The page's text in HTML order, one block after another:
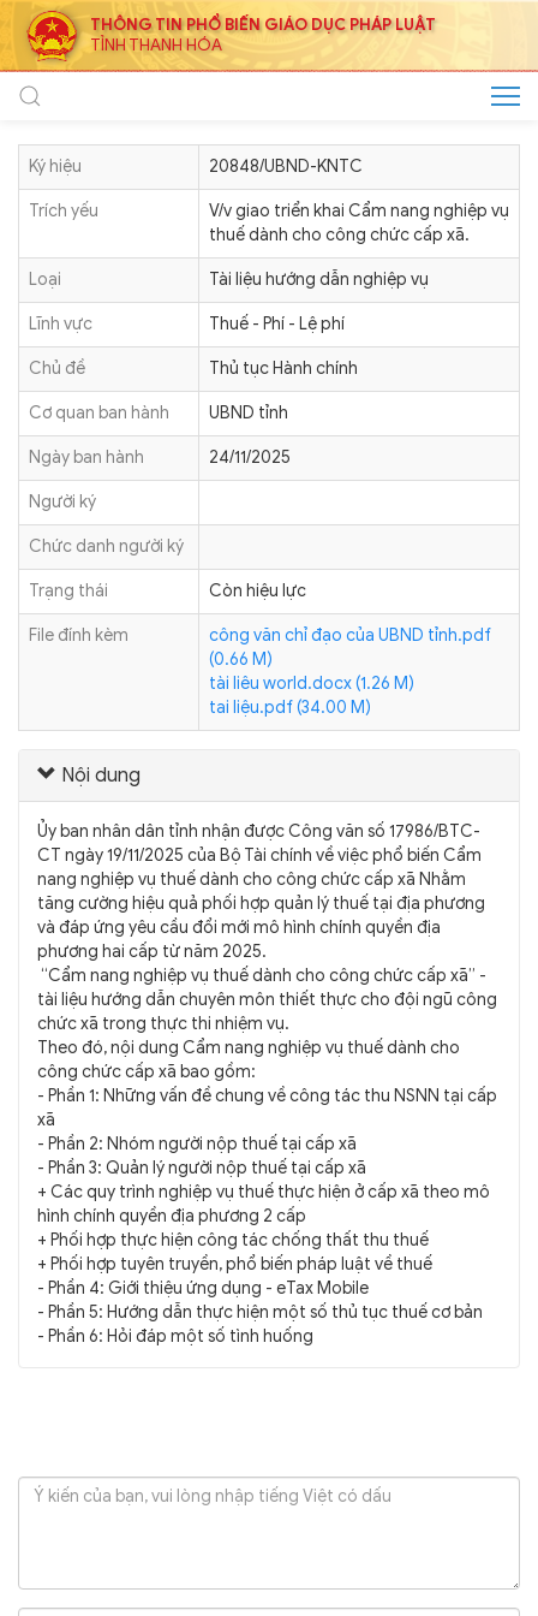
THÔNG TIN PHỔ BIẾN GIÁO DỤC PHÁP LUẬT
TỈNH THANH HÓA
Ký hiệu 20848/UBND-KNTC
Trích yếu
V/v giao triển khai Cẩm nang nghiệp vụ
thuế dành cho công chức cấp xã.
Loại Tài liệu hướng dẫn nghiệp vụ
Lĩnh vực Thuế - Phí - Lệ phí
Chủ đề Thủ tục Hành chính
Cơ quan ban hành UBND tỉnh
Ngày ban hành 24/11/2025
Người ký
Chức danh người ký
Trạng thái Còn hiệu lực
File đính kèm
công văn chỉ đạo của UBND tỉnh.pdf
(0.66 M)
tài liêu world.docx (1.26 M)
tai liệu.pdf (34.00 M)
Nội dung
Ủy ban nhân dân tỉnh nhận được Công văn số 17986/BTC-
CT ngày 19/11/2025 của Bộ Tài chính về việc phổ biến Cẩm
nang nghiệp vụ thuế dành cho công chức cấp xã Nhằm
tăng cường hiệu quả phối hợp quản lý thuế tại địa phương
và đáp ứng yêu cầu đổi mới mô hình chính quyền địa
phương hai cấp từ năm 2025.
“Cẩm nang nghiệp vụ thuế dành cho công chức cấp xã” -
tài liệu hướng dẫn chuyên môn thiết thực cho đội ngũ công
chức xã trong thực thi nhiệm vụ.
Theo đó, nội dung Cẩm nang nghiệp vụ thuế dành cho
công chức cấp xã bao gồm:
- Phần 1: Những vấn đề chung về công tác thu NSNN tại cấp
xã
- Phần 2: Nhóm người nộp thuế tại cấp xã
- Phần 3: Quản lý người nộp thuế tại cấp xã
+ Các quy trình nghiệp vụ thuế thực hiện ở cấp xã theo mô
hình chính quyền địa phương 2 cấp
+ Phối hợp thực hiện công tác chống thất thu thuế
+ Phối hợp tuyên truyền, phổ biến pháp luật về thuế
- Phần 4: Giới thiệu ứng dụng - eTax Mobile
- Phần 5: Hướng dẫn thực hiện một số thủ tục thuế cơ bản
- Phần 6: Hỏi đáp một số tình huống